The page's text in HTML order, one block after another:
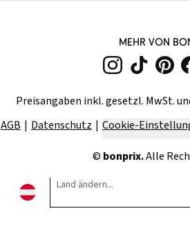
MEHR VON
Preisangaben inkl. gesetzl. MwSt.
AGB
Datenschutz Cookie-
© bonprix.Alle
Land ändern...